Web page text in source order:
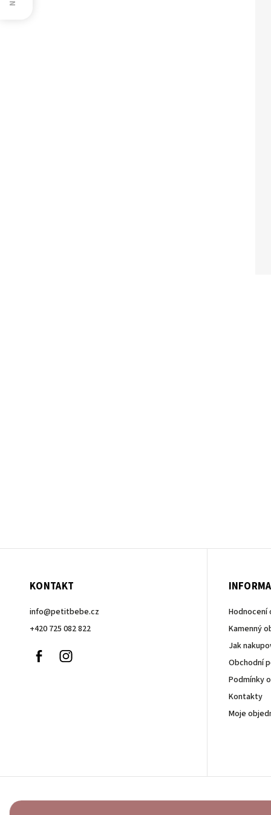
KONTAKT
info@petitbebe.cz
+420 725 082 822
Facebook
Hodnocení
Kamenný
Jak
Obchodní
Podmínky
Kontakty
Moje